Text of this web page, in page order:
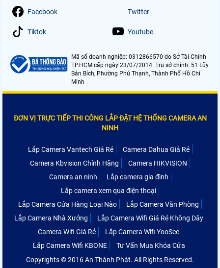
Facebook Twitter
Tiktok Youtube
Mã số doanh nghiệp: 0312866570 do Sở Tài Chính
TP.HCM cấp ngày 23/07/2014. Trụ sở chính: 51 Lũy
Bán Bích, Phường Phú Thạnh, Thành Phố Hồ Chí
Minh
ĐƠN VỊ TRỰC TIẾP THI CÔNG LẮP ĐẶT HỆ THỐNG CAMERA AN
NINH
Lắp Camera Vantech Giá Rẻ
Camera Dahua Giá Rẻ
Camera Kbvision Chính Hãng
Camera HIKVISION
Camera an ninh
Lắp camera gia đình
Lắp camera xem qua điện thoại
Lắp Camera Cửa Hàng Loại Nào
Lắp Camera Văn Phòng
Lắp Camera Nhà Xưởng
Lắp Camera Wifi Giá Rẻ Không Dây
Camera Wifi Giá Rẻ
Lắp Camera Wifi YooSee
Lắp Camera Wifi KBONE
Tư Vấn Mua Khóa Cửa
Copyrights © 2016 An Thành Phát. All Rights Reserved.